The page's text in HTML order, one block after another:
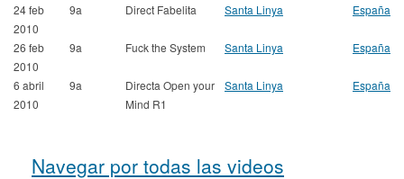
24 feb
2010
9a Direct Fabelita Santa Linya España
26 feb
2010
9a Fuck the System Santa Linya España
6 abril
2010
9a
Directa Open your
Mind R1
Santa Linya España
Navegar por todas las videos